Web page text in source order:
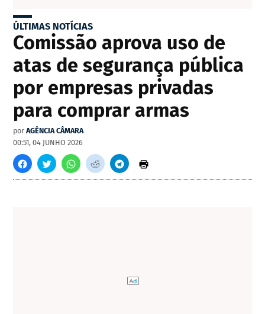
ÚLTIMAS NOTÍCIAS
Comissão aprova uso de
atas de segurança pública
por empresas privadas
para comprar armas
por AGÊNCIA CÂMARA
00:51, 04 JUNHO 2026